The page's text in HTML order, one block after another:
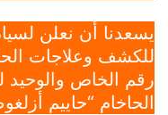
يسعدنا أن نعلن
للكشف وعلاجات
رقم الخاص والوحيد
الحاخام “حاييم